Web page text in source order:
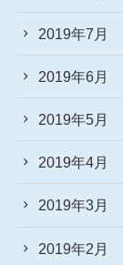
2019年7月
2019年6月
2019年5月
2019年4月
2019年3月
2019年2月